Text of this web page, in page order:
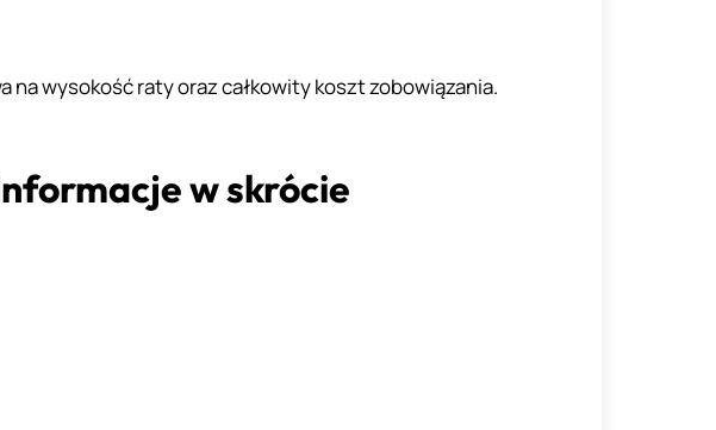
wysokość raty oraz całkowity koszt zobowiązania.
w skrócie